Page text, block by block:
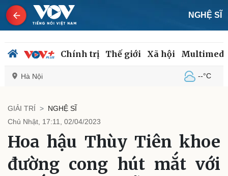
NGHỆ SĨ
Chính trị Thế giới Xã hội
Hà Nội --°C
Chính trị
Đảng
Tổ chức nhân sự
Quốc hội
Nhận diện sự thật
Tin 24h
Dự báo thời tiết
Giáo dục
Dấu ấn VOV
GIẢI TRÍ
NGHỆ SĨ
Chủ Nhật, 17:11, 02/04/2023
Hoa hậu Thùy Tiên khoe
đường cong hút mắt với